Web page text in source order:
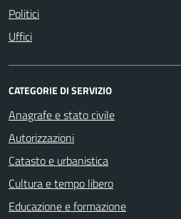
Politici
Uffici
CATEGORIE DI SERVIZIO
Anagrafe e stato civile
Autorizzazioni
Catasto e urbanistica
Cultura e tempo libero
Educazione e formazione